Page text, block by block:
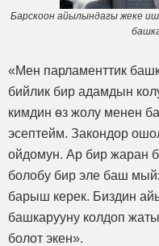
Барскоон айылындагы жеке
«Мен парламенттик
бийлик бир адамдын
кимдин өз жолу менен
эсептейм. Закондор
ойдомун. Ар бир жаран
болобу бир эле баш
барыш керек. Биздин
башкарууну колдоп
болот экен».